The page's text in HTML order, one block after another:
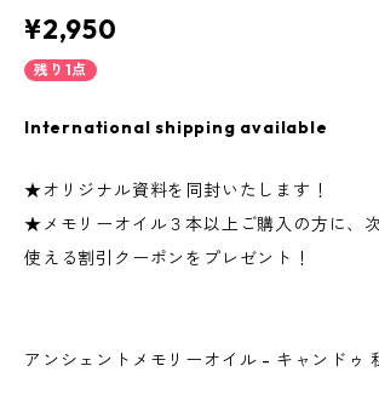
¥2,950
残り1点
International shipping available
★オリジナル資料を同封いたします！
★メモリーオイル３本以上ご購入の方に、
使える割引クーポンをプレゼント！
アンシェントメモリーオイル - キャンドゥ